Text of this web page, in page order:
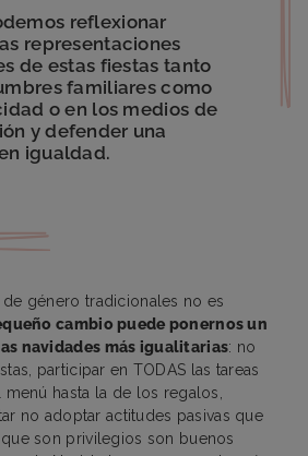
reflexionar
representaciones
de estas fiestas tanto
familiares como
o en los medios de
y defender una
igualdad.
género tradicionales no es
cambio puede ponernos un
navidades más igualitarias: no
participar en TODAS las tareas
hasta la de los regalos,
no adoptar actitudes pasivas que
son privilegios son buenos